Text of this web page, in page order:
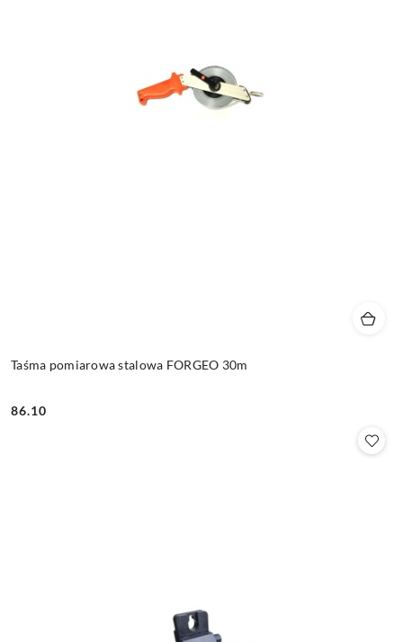
Taśma pomiarowa stalowa FORGEO 30m
Cena:
86.10